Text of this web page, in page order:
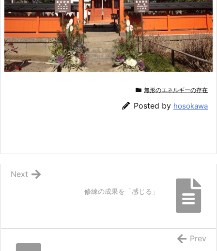
無形のエネルギーの存在
Posted by hosokawa
修練の成果を「感じる」
Next
Prev